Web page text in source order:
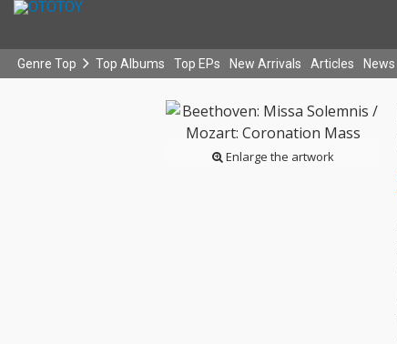
Genre Top Top Albums Top EPs New Arrivals Articles News
Enlarge the artwork